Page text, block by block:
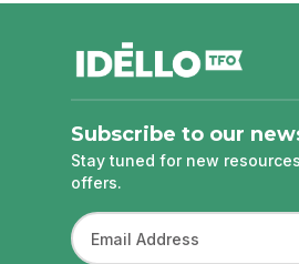
footer
Subscribe to our
Stay tuned for new
offers.